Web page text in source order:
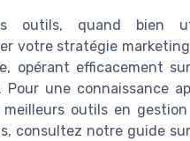
outils, quand bien
votre stratégie
opérant efficacement
Pour une connaissance
meilleurs outils en
consultez notre guide